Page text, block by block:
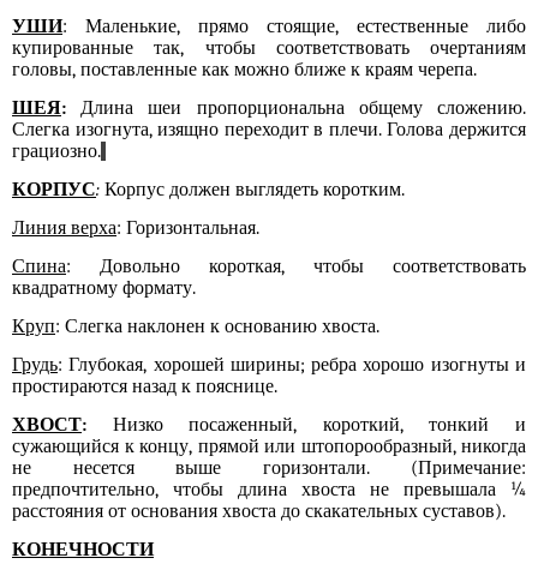
УШИ: Маленькие, прямо стоящие, естественные либо
купированные так, чтобы соответствовать очертаниям
головы, поставленные как можно ближе к краям черепа.
ШЕЯ:Длина шеи пропорциональна общему сложению.
Слегка изогнута, изящно переходит в плечи.Голова держится
грациозно.
КОРПУС: Корпус должен выглядеть коротким.
Линия верха: Горизонтальная.
Спина: Довольно короткая, чтобы соответствовать
квадратному формату.
Круп: Слегка наклонен к основанию хвоста.
Грудь: Глубокая, хорошей ширины; ребра хорошо изогнуты и
простираются назад к пояснице.
ХВОСТ: Низко посаженный, короткий, тонкий и
сужающийся к концу, прямой или штопорообразный, никогда
не несется выше горизонтали. (Примечание:
предпочтительно, чтобы длина хвоста не превышала ¼
расстояния от основания хвоста до скакательных суставов).
КОНЕЧНОСТИ